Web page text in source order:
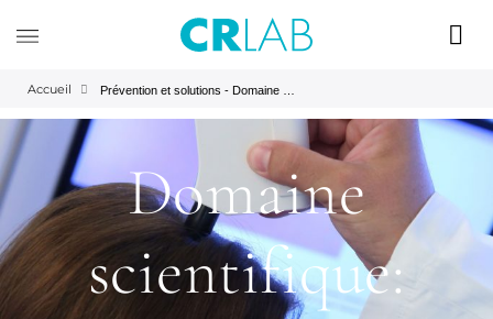
Accueil
Domaine
scientifique: